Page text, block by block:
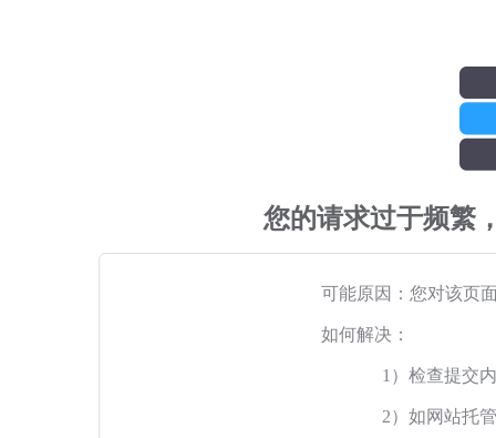
您的请求过于频繁
可能原因：您对该页
如何解决：
1）检查提交
2）如网站托